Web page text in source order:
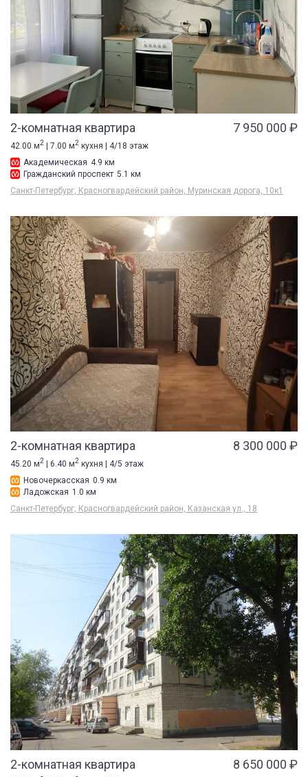
2-комнатная квартира 7 950 000 ₽
42.00 м2 | 7.00 м2 кухня | 4/18 этаж
Академическая 4.9 км
Гражданский проспект 5.1 км
Санкт-Петербург, Красногвардейский район, Муринская дорога, 10к1
2-комнатная квартира 8 300 000 ₽
45.20 м2 | 6.40 м2 кухня | 4/5 этаж
Новочеркасская 0.9 км
Ладожская 1.0 км
Санкт-Петербург, Красногвардейский район, Казанская ул., 18
2-комнатная квартира 8 650 000 ₽